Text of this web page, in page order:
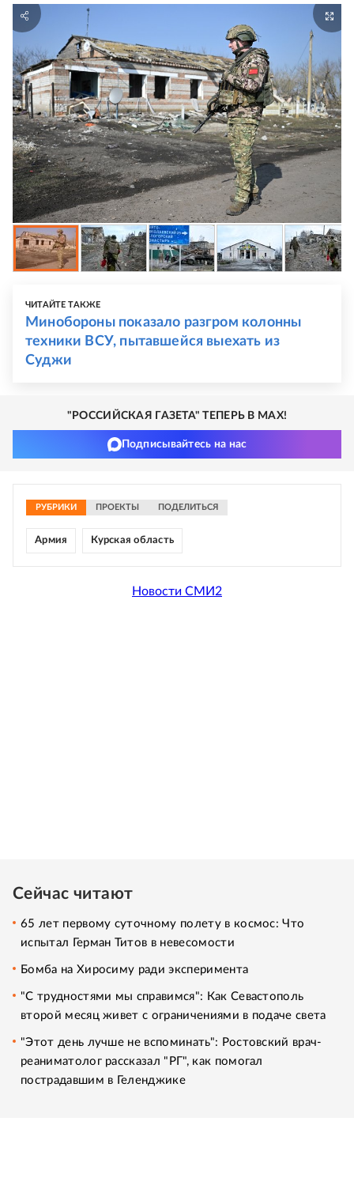
ЧИТАЙТЕ ТАКЖЕ
Минобороны показало разгром колонны
техники ВСУ, пытавшейся выехать из
Суджи
"РОССИЙСКАЯ ГАЗЕТА" ТЕПЕРЬ В MAX!
Подписывайтесь на нас
РУБРИКИ ПРОЕКТЫ ПОДЕЛИТЬСЯ
Армия Курская область
Новости СМИ2
Сейчас читают
65 лет первому суточному полету в космос: Что
испытал Герман Титов в невесомости
Бомба на Хиросиму ради эксперимента
"С трудностями мы справимся": Как Севастополь
второй месяц живет с ограничениями в подаче света
"Этот день лучше не вспоминать": Ростовский врач-
реаниматолог рассказал "РГ", как помогал
пострадавшим в Геленджике